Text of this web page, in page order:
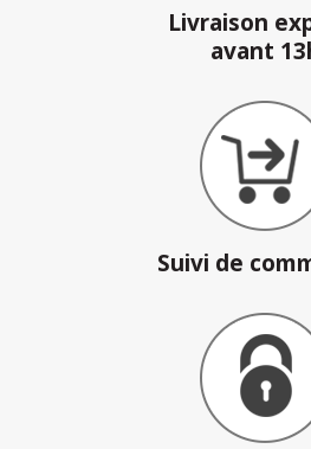
Livraison
avant
Suivi de